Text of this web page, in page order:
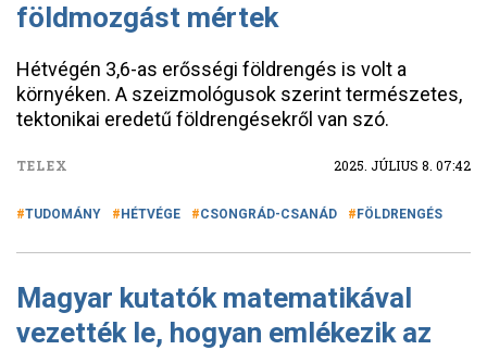
földmozgást mértek
Hétvégén 3,6-as erősségi földrengés is volt a
környéken. A szeizmológusok szerint természetes,
tektonikai eredetű földrengésekről van szó.
TELEX 2025. JÚLIUS 8. 07:42
TUDOMÁNY HÉTVÉGE CSONGRÁD-CSANÁD FÖLDRENGÉS
Magyar kutatók matematikával
vezették le, hogyan emlékezik az